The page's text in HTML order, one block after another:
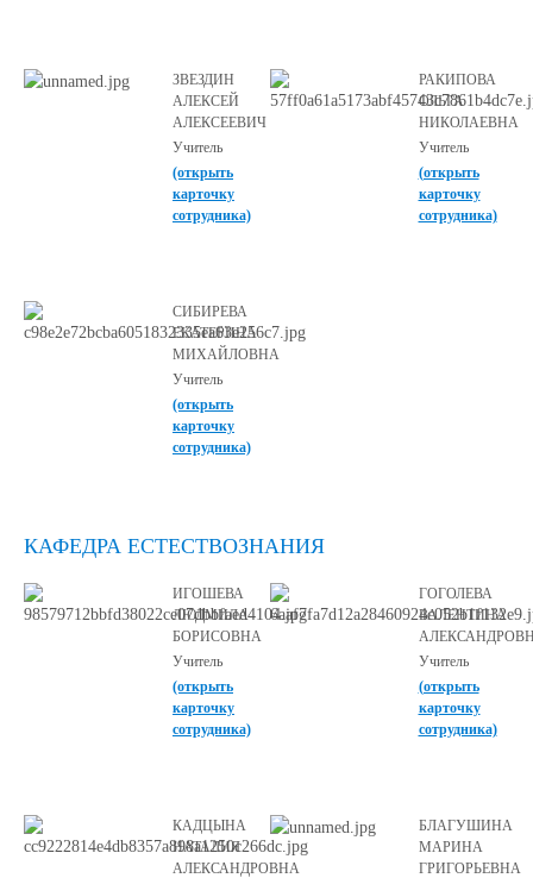
ЗВЕЗДИН
АЛЕКСЕЙ
АЛЕКСЕЕВИЧ
Учитель
(открыть
карточку
сотрудника)
РАКИПОВА
ОЛЬГА
НИКОЛАЕВНА
Учитель
(открыть
карточку
сотрудника)
СИБИРЕВА
ЕКАТЕРИНА
МИХАЙЛОВНА
Учитель
(открыть
карточку
сотрудника)
КАФЕДРА ЕСТЕСТВОЗНАНИЯ
ИГОШЕВА
ЛЮДМИЛА
БОРИСОВНА
Учитель
(открыть
карточку
сотрудника)
ГОГОЛЕВА
ВАЛЕНТИНА
Учитель
(открыть
карточку
сотрудника)
КАДЦЫНА
НАТАЛИЯ
АЛЕКСАНДРОВНА
БЛАГУШИНА
МАРИНА
ГРИГОРЬЕВНА